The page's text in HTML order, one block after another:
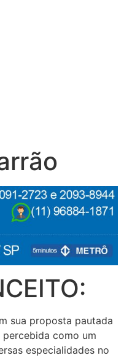
sua proposta pautada
como um
especialidades no